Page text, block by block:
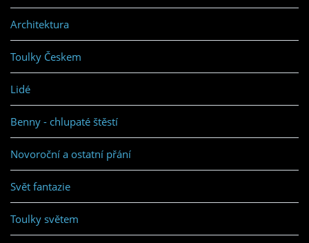
Architektura
Toulky Českem
Lidé
Benny - chlupaté štěstí
Novoroční a ostatní přání
Svět fantazie
Toulky světem